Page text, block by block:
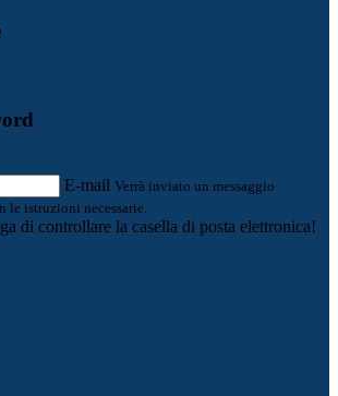
E-mail Verrà inviato un messaggio
istruzioni necessarie.
di controllare la casella di posta elettronica!